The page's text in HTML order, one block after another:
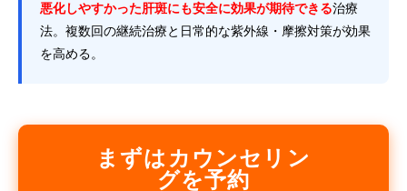
悪化しやすかった肝斑にも安全に効果が期待できる治療
法。複数回の継続治療と日常的な紫外線・摩擦対策が効果
を高める。
まずはカウンセリン
グを予約